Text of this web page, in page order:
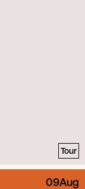
Tour
09Aug